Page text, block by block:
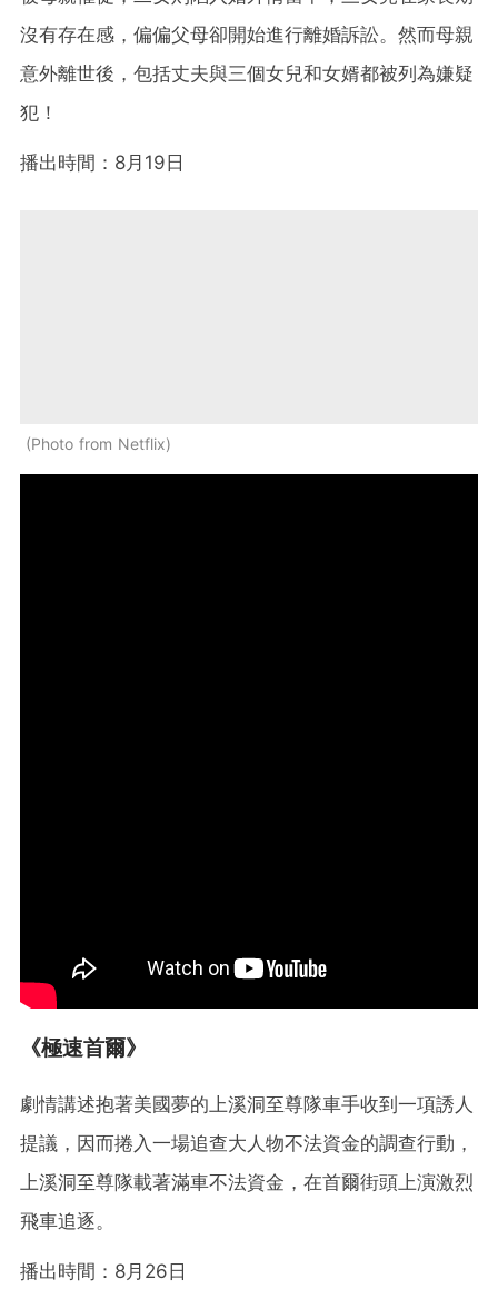
沒有存在感，偏偏父母卻開始進行離婚訴訟。然而母親
意外離世後，包括丈夫與三個女兒和女婿都被列為嫌疑
犯！
播出時間：8月19日
Photo from Netflix
《極速首爾》
劇情講述抱著美國夢的上溪洞至尊隊車手收到一項誘人
提議，因而捲入一場追查大人物不法資金的調查行動，
上溪洞至尊隊載著滿車不法資金，在首爾街頭上演激烈
飛車追逐。
播出時間：8月26日